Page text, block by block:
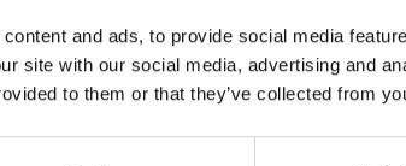
and ads, to provide social media
site with our social media, advertising and
to them or that they’ve collected from
Jobba hos oss